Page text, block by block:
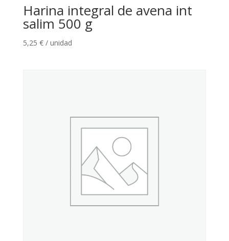
Harina integral de avena int
salim 500 g
5,25 € / unidad